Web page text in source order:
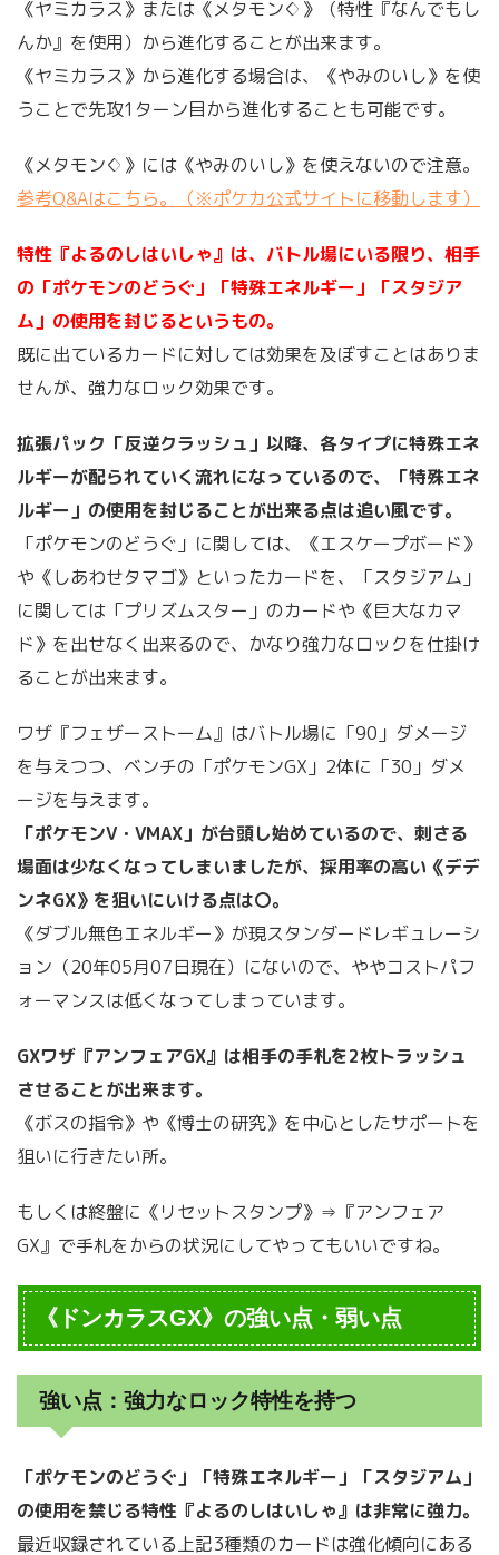
《ヤミカラス》または《メタモン♢》（特性『なんでもし
んか』を使用）から進化することが出来ます。
《ヤミカラス》から進化する場合は、《やみのいし》を使
うことで先攻1ターン目から進化することも可能です。
《メタモン♢》には《やみのいし》を使えないので注意。
参考Q&Aはこちら。（※ポケカ公式サイトに移動します）
特性『よるのしはいしゃ』は、バトル場にいる限り、相手
の「ポケモンのどうぐ」「特殊エネルギー」「スタジア
ム」の使用を封じるというもの。
既に出ているカードに対しては効果を及ぼすことはありま
せんが、強力なロック効果です。
拡張パック「反逆クラッシュ」以降、各タイプに特殊エネ
ルギーが配られていく流れになっているので、「特殊エネ
ルギー」の使用を封じることが出来る点は追い風です。
「ポケモンのどうぐ」に関しては、《エスケープボード》
や《しあわせタマゴ》といったカードを、「スタジアム」
に関しては「プリズムスター」のカードや《巨大なカマ
ド》を出せなく出来るので、かなり強力なロックを仕掛け
ることが出来ます。
ワザ『フェザーストーム』はバトル場に「90」ダメージ
を与えつつ、ベンチの「ポケモンGX」2体に「30」ダメ
ージを与えます。
「ポケモンV・VMAX」が台頭し始めているので、刺さる
場面は少なくなってしまいましたが、採用率の高い《デデ
ンネGX》を狙いにいける点は〇。
《ダブル無色エネルギー》が現スタンダードレギュレーシ
ョン（20年05月07日現在）にないので、ややコストパフ
ォーマンスは低くなってしまっています。
GXワザ『アンフェアGX』は相手の手札を2枚トラッシュ
させることが出来ます。
《ボスの指令》や《博士の研究》を中心としたサポートを
狙いに行きたい所。
もしくは終盤に《リセットスタンプ》⇒『アンフェア
GX』で手札をからの状況にしてやってもいいですね。
《ドンカラスGX》の強い点・弱い点
強い点：強力なロック特性を持つ
「ポケモンのどうぐ」「特殊エネルギー」「スタジアム」
の使用を禁じる特性『よるのしはいしゃ』は非常に強力。
最近収録されている上記3種類のカードは強化傾向にある